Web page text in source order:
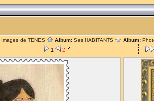
Images de TENES Album: Ses HABITANTS Album:
1
2